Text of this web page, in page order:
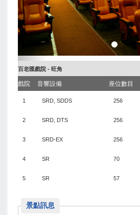
百老匯戲院 - 旺角
戲院 音響設備 座位數目
1 SRD, SDDS 256
2 SRD, DTS 256
3 SRD-EX 256
4 SR 70
5 SR 57
景點訊息